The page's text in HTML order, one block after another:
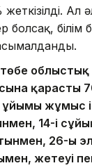
Ал
болсақ, білім
облыстық
қарасты
ұйымы жұмыс
14-і
26-ы
жетеуі